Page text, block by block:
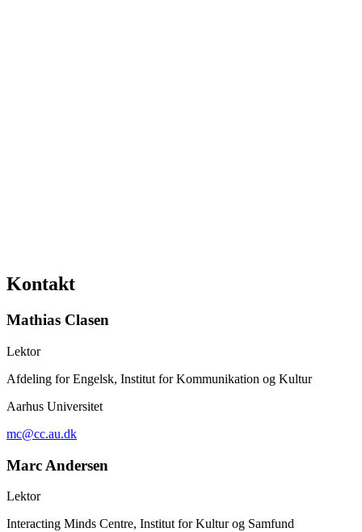
Kontakt
Mathias Clasen
Lektor
Afdeling for Engelsk, Institut for Kommunikation og Kultur
Aarhus Universitet
mc@cc.au.dk
Marc Andersen
Lektor
Interacting Minds Centre, Institut for Kultur og Samfund